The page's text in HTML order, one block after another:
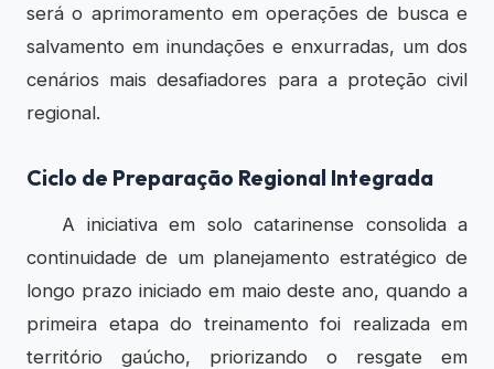
será o aprimoramento em operações de busca e
salvamento em inundações e enxurradas, um dos
cenários mais desafiadores para a proteção civil
regional.
Ciclo de Preparação Regional Integrada
A iniciativa em solo catarinense consolida a
continuidade de um planejamento estratégico de
longo prazo iniciado em maio deste ano, quando a
primeira etapa do treinamento foi realizada em
território gaúcho, priorizando o resgate em